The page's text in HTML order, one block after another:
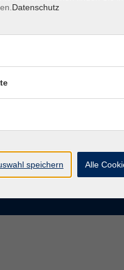
Datenschutz
speichern Alle